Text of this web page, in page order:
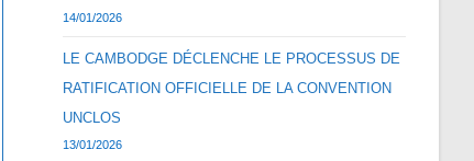
14/01/2026
LE CAMBODGE DÉCLENCHE LE PROCESSUS DE
RATIFICATION OFFICIELLE DE LA CONVENTION
UNCLOS
13/01/2026